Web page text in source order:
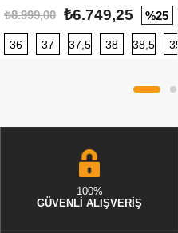
₺8.999,00 ₺6.749,25 %25
36 37 37,5 38 38,5 39
100%
GÜVENLİ ALIŞVERİŞ